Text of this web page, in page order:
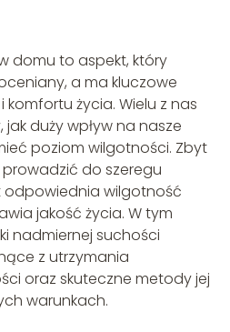
domu to aspekt, który
a ma kluczowe
życia. Wielu z nas
duży wpływ na nasze
poziom wilgotności. Zbyt
do szeregu
wilgotność
jakość życia. W tym
nadmiernej suchości
z utrzymania
oraz skuteczne metody jej
warunkach.